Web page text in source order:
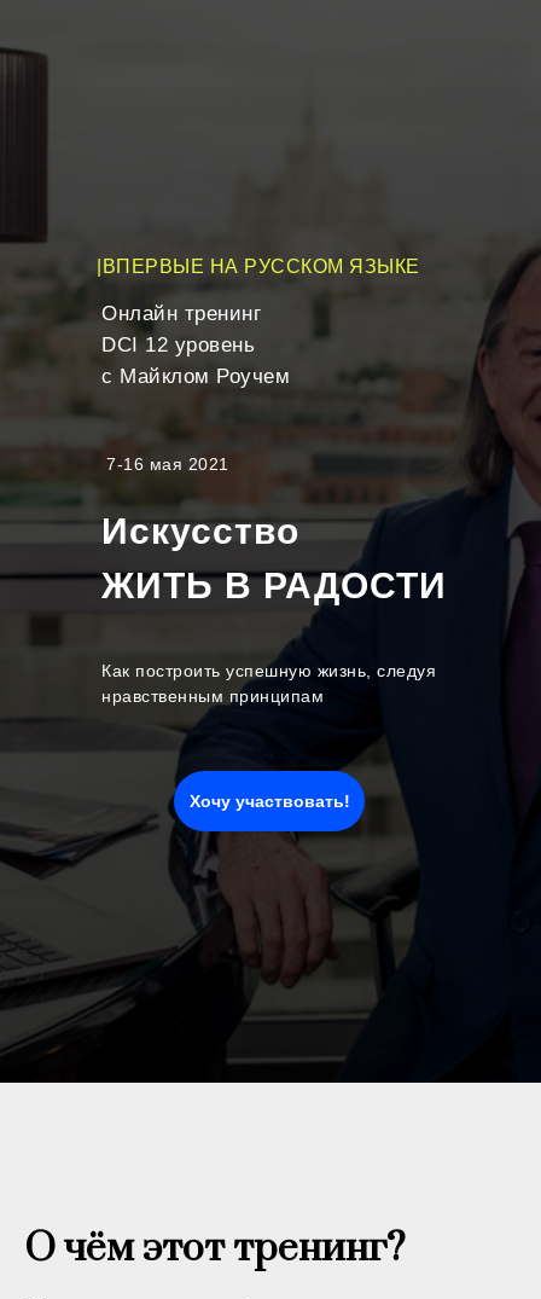
Искусство
Как построить успешную жизнь, следуя
нравственным принципам
Хочу участвовать!
Онлайн тренинг
DCI 12 уровень
с Майклом Роучем
7-16 мая 2021
|ВПЕРВЫЕ НА РУССКОМ ЯЗЫКЕ
ЖИТЬ В РАДОСТИ
О чём этот тренинг?